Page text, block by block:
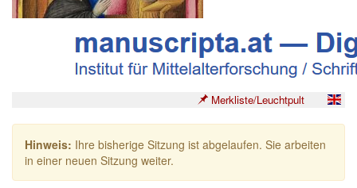
Merkliste/Leuchtpult
Hinweis: Ihre bisherige Sitzung ist abgelaufen. Sie arbeiten
in einer neuen Sitzung weiter.